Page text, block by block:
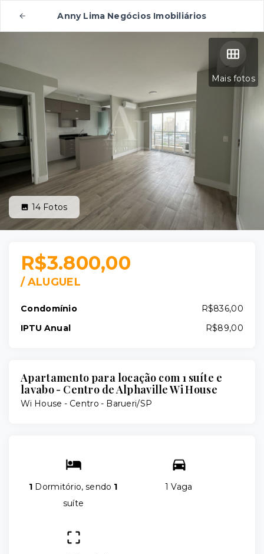
Anny Lima Negócios Imobiliários
Mais fotos
14 Fotos
R$3.800,00
/ALUGUEL
Condomínio
R$836,00
IPTU Anual
R$89,00
Apartamento para locação com 1 suíte e
lavabo - Centro de Alphaville Wi House
Wi House - Centro - Barueri/SP
1 Dormitório, sendo 1
suíte
1 Vaga